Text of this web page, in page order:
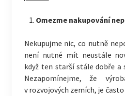
Omezme nakupování
Nekupujme nic, co nutně
není nutné mít neustále
když ten starší stále dobře a
Nezapomínejme, že
v rozvojových zemích, je